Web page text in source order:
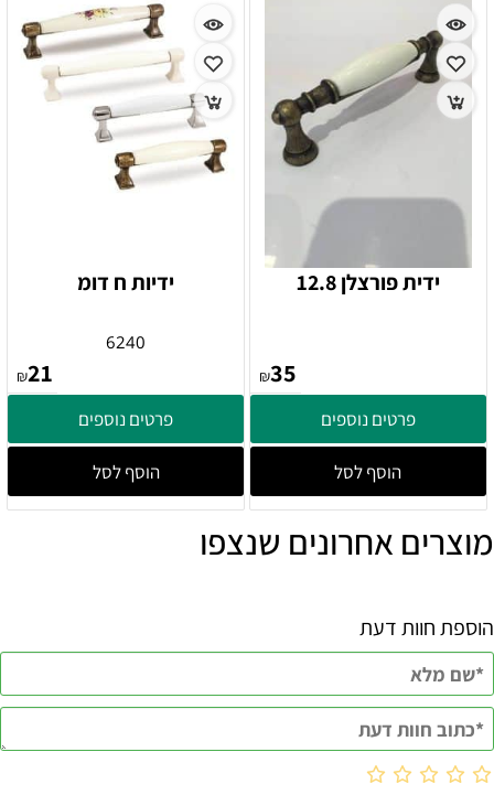
ידית פורצלן 12.8
₪35
פרטים נוספים
הוסף לסל
ידיות ח דומ
6240
₪21
פרטים נוספים
הוסף לסל
מוצרים אחרונים שנצפו
הוספת חוות דעת